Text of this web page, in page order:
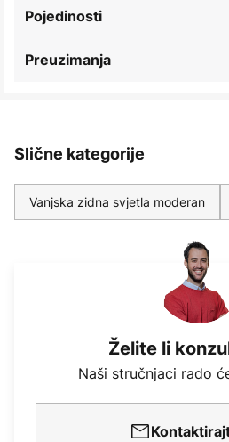
Pojedinosti
Preuzimanja
Slične kategorije
Vanjska zidna svjetla moderan
Želite li
Naši stručnjaci rado